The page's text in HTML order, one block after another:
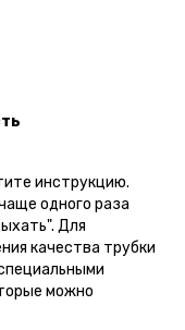
инструкцию.
одного раза
Для
качества трубки
можно